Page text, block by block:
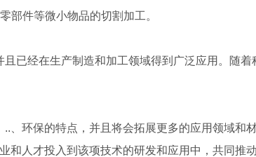
部件等微小物品的切割加工。
已经在生产制造和加工领域得到广泛应用。随
、环保的特点，并且将会拓展更多的应用领域和
和人才投入到该项技术的研发和应用中，共同推